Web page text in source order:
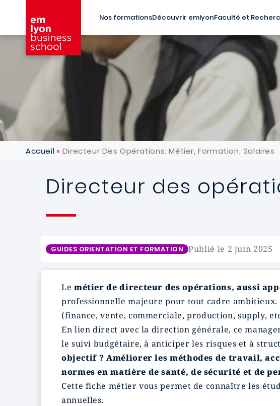
Nos formationsDécouvrir emlyonFaculté et
Accueil Directeur Des Opérations: Métier, Formation, Salaires
Directeur des
GUIDES ORIENTATION ET FORMATION Publié le 2 juin 2025
Le métier de directeur des opérations, aussi
professionnelle majeure pour tout cadre ambitieux.
(finance, vente, commerciale, production, supply,
En lien direct avec la direction générale, ce
le suivi budgétaire, à anticiper les risques et à
objectif ? Améliorer les méthodes de travail,
normes en matière de santé, de sécurité et de
Cette fiche métier vous permet de connaître les
annuelles.